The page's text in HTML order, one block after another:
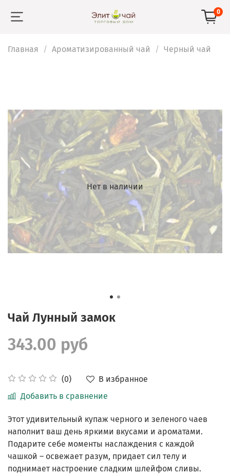
0
Главная Ароматизированный чай Черный чай
Нет в наличии
Чай Лунный замок
(0)
В избранное
Добавить в сравнение
343.00 руб
Этот удивительный купаж черного и зеленого чаев
наполнит ваш день яркими вкусами и ароматами.
Подарите себе моменты наслаждения с каждой
чашкой – освежает разум, придает сил телу и
поднимает настроение сладким шлейфом сливы.